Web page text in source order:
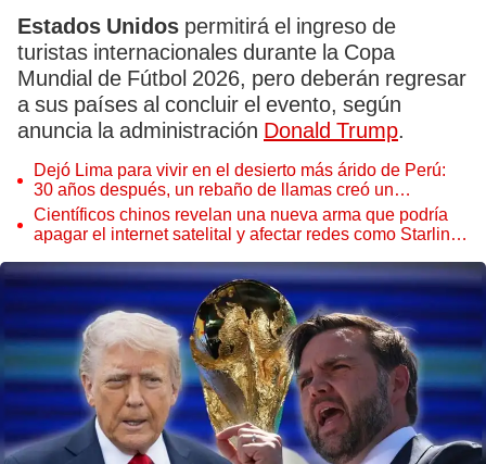
Estados Unidos permitirá el ingreso de
turistas internacionales durante la Copa
Mundial de Fútbol 2026, pero deberán regresar
a sus países al concluir el evento, según
anuncia la administración Donald Trump.
Dejó Lima para vivir en el desierto más árido de Perú:
30 años después, un rebaño de llamas creó un
sorprendente ecosistema
Científicos chinos revelan una nueva arma que podría
apagar el internet satelital y afectar redes como Starlink